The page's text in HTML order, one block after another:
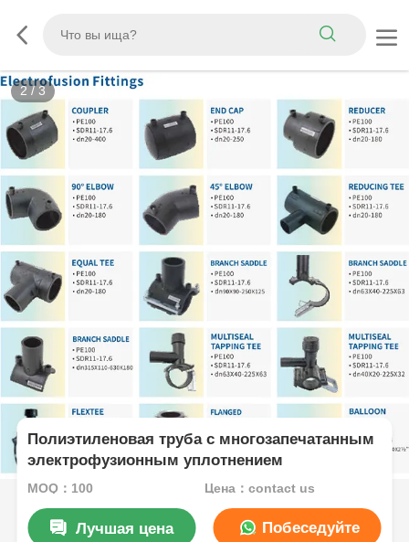
3/3
Полиэтиленовая труба с многозапечатанным
электрофузионным уплотнением
MOQ：100 Цена：contact us
Лучшая цена Побеседуйте